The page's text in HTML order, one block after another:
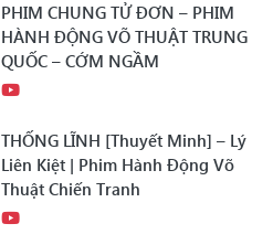
PHIM CHUNG TỬ ĐƠN – PHIM
HÀNH ĐỘNG VÕ THUẬT TRUNG
QUỐC – CỚM NGẦM
THỐNG LĨNH [Thuyết Minh] – Lý
Liên Kiệt | Phim Hành Động Võ
Thuật Chiến Tranh